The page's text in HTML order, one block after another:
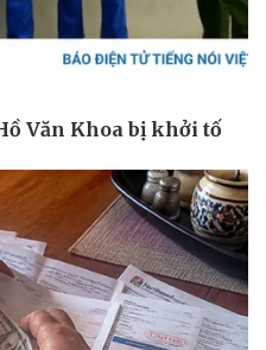
Ô tô - Xe máy
Tư vấn